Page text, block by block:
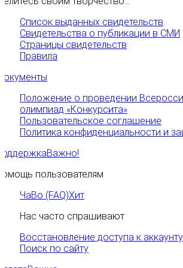
Список выданных свидетельств
Свидетельства о публикации в СМИ
Страницы свидетельств
Правила
Положение о проведении
олимпиад «Конкурсита»
Пользовательское соглашение
Политика конфиденциальности и
Важно!
пользователям
ЧаВо (FAQ)Хит
Нас часто спрашивают
Восстановление доступа к аккаунту
Поиск по сайту